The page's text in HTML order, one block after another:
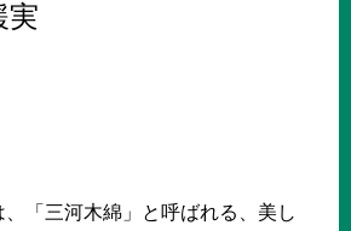
「三河木綿」と呼ばれる、美し